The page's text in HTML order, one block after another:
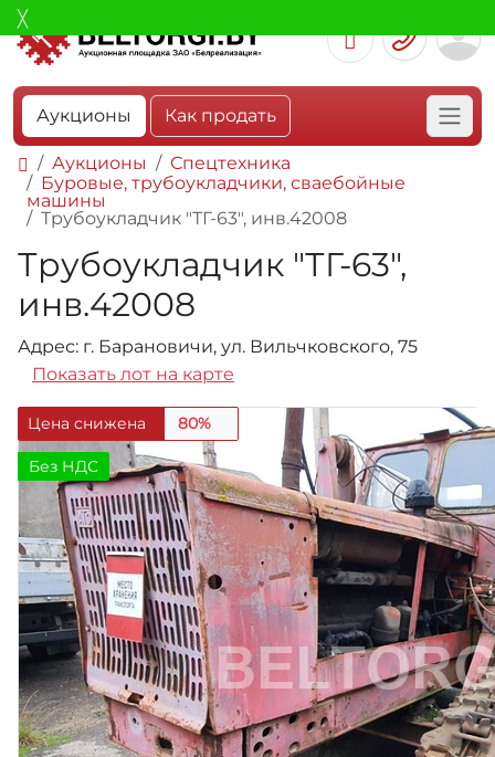
Аукционы Как продать
Аукционы
Спецтехника
Буровые, трубоукладчики, сваебойные
машины
Трубоукладчик "ТГ-63", инв.42008
Трубоукладчик "ТГ-63",
инв.42008
Адрес: г. Барановичи, ул. Вильчковского, 75
Показать лот на карте
Цена снижена 80%
Без НДС